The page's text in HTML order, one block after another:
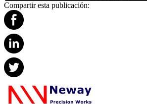
Compartir esta publicación: